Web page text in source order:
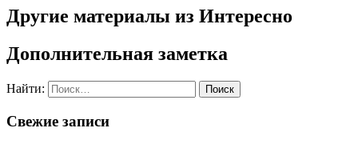
Другие материалы из Интересно
Дополнительная заметка
Найти:
Свежие записи